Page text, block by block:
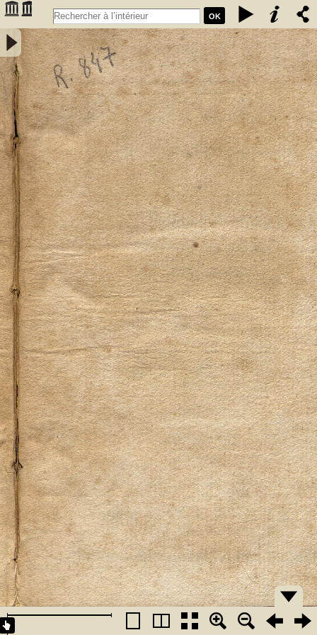
OK
Elementa mineralogiae systematice disposita a Friderico Augusto
Cartheuser med. doct. - Cartheuser, Friedrich August (1734-1796)